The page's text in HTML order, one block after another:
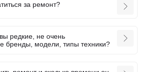
за ремонт?
редкие, не очень
бренды, модели, типы техники?